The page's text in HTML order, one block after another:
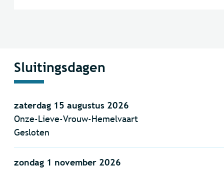
Sluitingsdagen
zaterdag 15 augustus 2026
Onze-Lieve-Vrouw-Hemelvaart
Gesloten
zondag 1 november 2026